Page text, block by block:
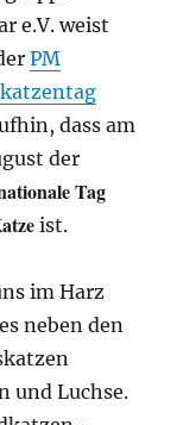
e.V. weist
PM
dass am
der
Tag
ist.
im Harz
neben den
und Luchse.